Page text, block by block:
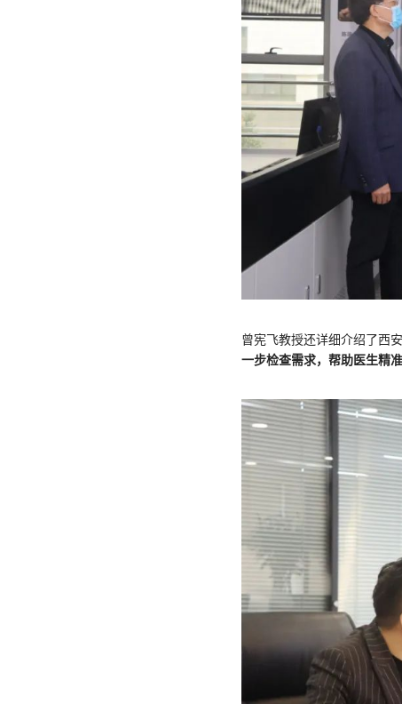
曾宪飞教授还详细介绍了西
一步检查需求，帮助医生精